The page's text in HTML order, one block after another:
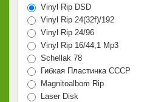
Vinyl Rip DSD
Vinyl Rip 24(32f)/192
Vinyl Rip 24/96
Vinyl Rip 16/44,1 Mp3
Schellak 78
Гибкая Пластинка СССР
Magnitoalbom Rip
Laser Disk